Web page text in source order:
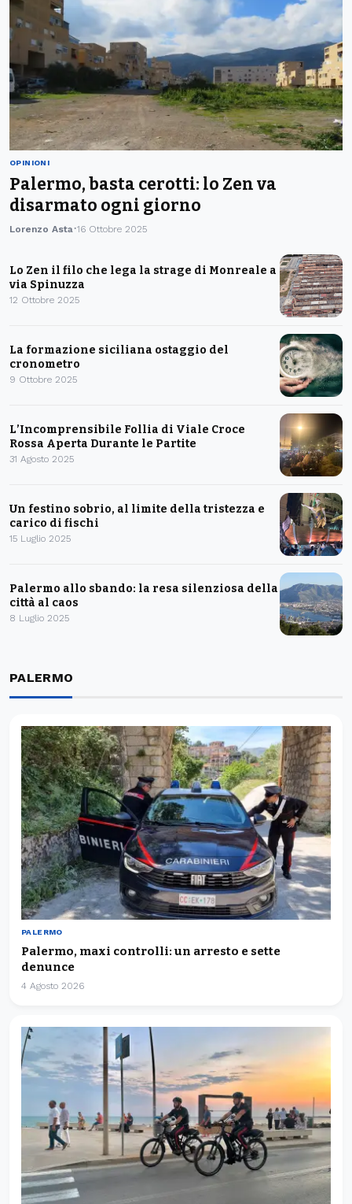
OPINIONI
Palermo, basta cerotti: lo Zen va
disarmato ogni giorno
Lorenzo Asta 16 Ottobre 2025
Lo Zen il filo che lega la strage di Monreale a
via Spinuzza
12 Ottobre 2025
La formazione siciliana ostaggio del
cronometro
9 Ottobre 2025
L’Incomprensibile Follia di Viale Croce
Rossa Aperta Durante le Partite
31 Agosto 2025
Un festino sobrio, al limite della tristezza e
carico di fischi
15 Luglio 2025
Palermo allo sbando: la resa silenziosa della
città al caos
8 Luglio 2025
PALERMO
PALERMO
Palermo, maxi controlli: un arresto e sette
denunce
4 Agosto 2026